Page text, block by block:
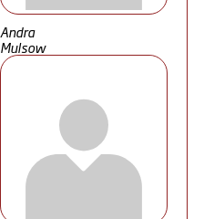
Andra
Mulsow